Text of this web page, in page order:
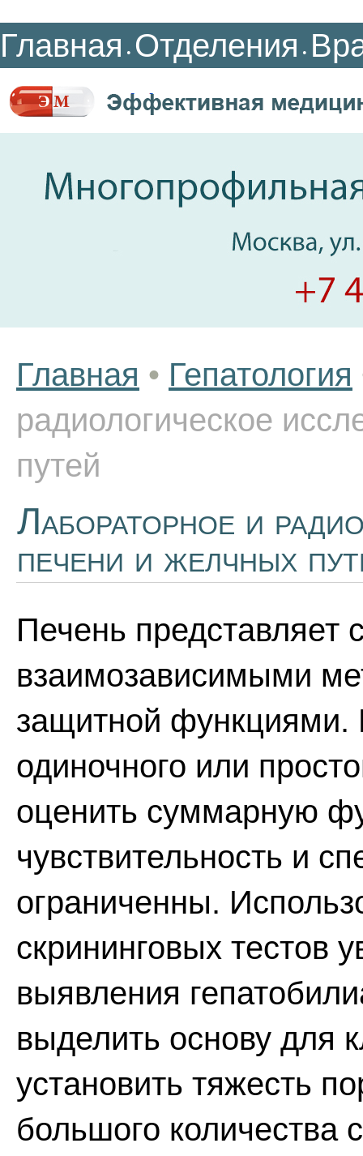
Главная • Отделения •
Главная • Гепатология
радиологическое
путей
Лабораторное и
печени и желчных
Печень представляет
взаимозависимыми
защитной функциями.
одиночного или
оценить суммарную
чувствительность и
ограниченны.
скрининговых тестов
выявления
выделить основу для
установить тяжесть
большого количества